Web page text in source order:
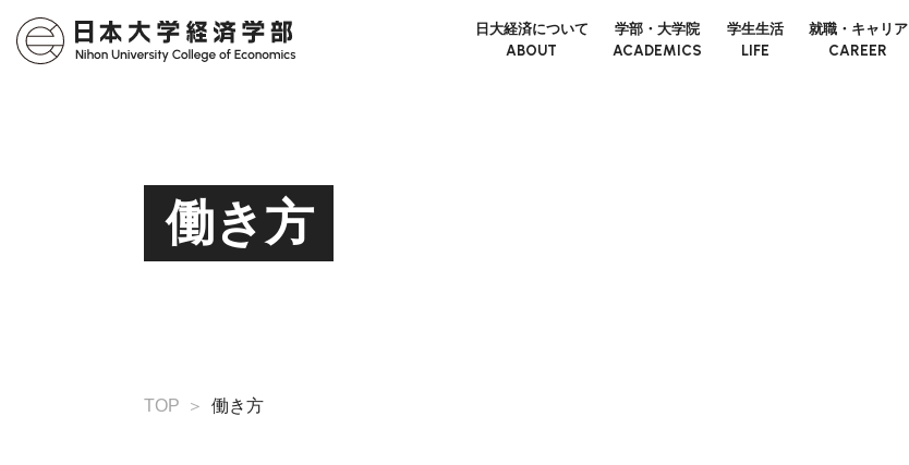
日大経済について
ABOUT
学部・大学院
ACADEMICS
学生生活
LIFE
就職・キャリア
CAREER
働き方
TOP 働き方